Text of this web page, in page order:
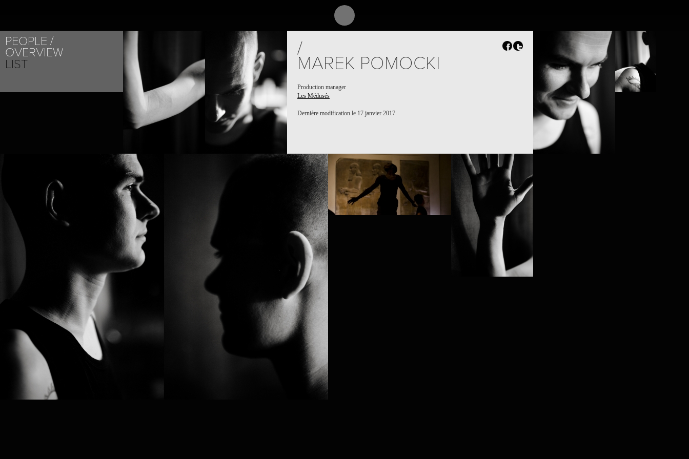
PEOPLE
OVERVIEW
LIST
/
MAREK POMOCKI
Production manager
Les Médusés
Dernière modification le 17 janvier 2017